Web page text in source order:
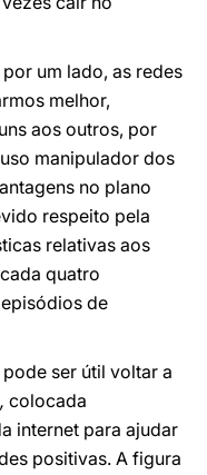
um lado, as redes
melhor,
aos outros, por
manipulador dos
no plano
respeito pela
relativas aos
quatro
de
ser útil voltar a
colocada
internet para ajudar
positivas. A figura